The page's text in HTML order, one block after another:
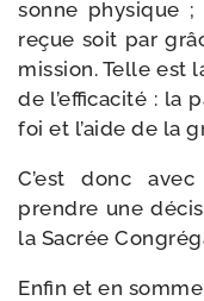
sonne phy­sique
reçue soit par
mis­sion. Telle est
de l’efficacité : la
foi et l’aide de la
C’est donc
prendre une
la Sacrée
Enfin et en